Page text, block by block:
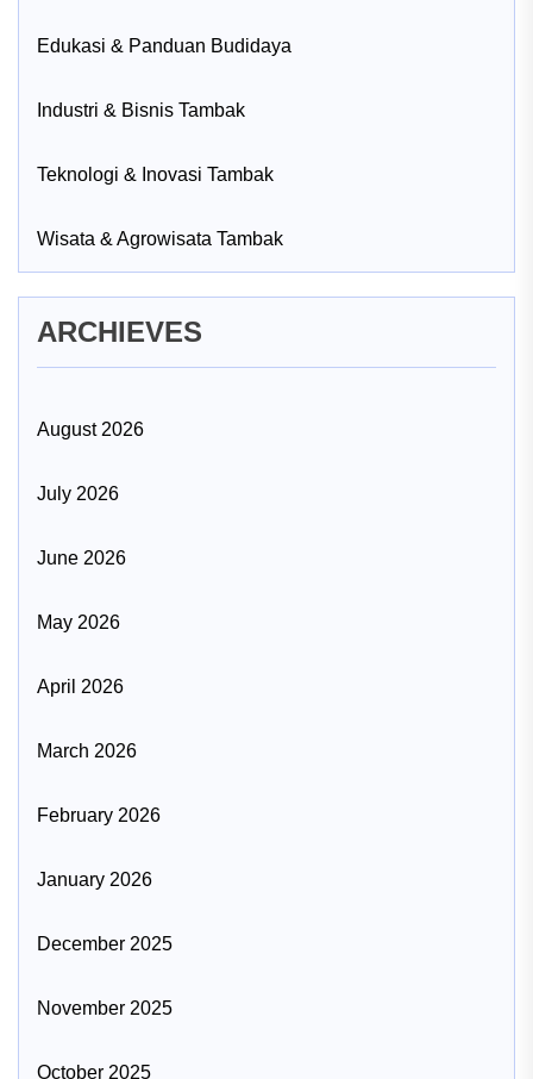
Edukasi & Panduan Budidaya
Industri & Bisnis Tambak
Teknologi & Inovasi Tambak
Wisata & Agrowisata Tambak
ARCHIEVES
August 2026
July 2026
June 2026
May 2026
April 2026
March 2026
February 2026
January 2026
December 2025
November 2025
October 2025